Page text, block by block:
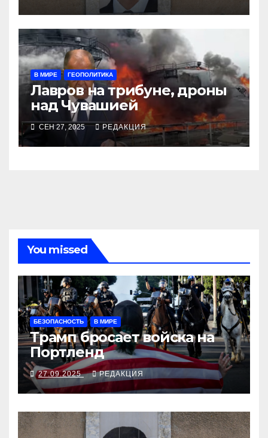
В МИРЕ ГЕОПОЛИТИКА
Лавров на трибуне, дроны
над Чувашией
СЕН 27, 2025 РЕДАКЦИЯ
You missed
БЕЗОПАСНОСТЬ В МИРЕ
Трамп бросает войска на
Портленд
27.09.2025 РЕДАКЦИЯ